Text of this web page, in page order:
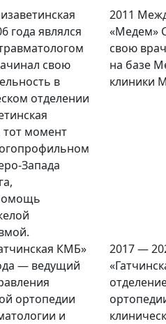
года являлся
свою
в
отделении
момент
Запада
2011
«Медем»
свою
на базе
клиники
КМБ»
— ведущий
ортопедии
и
2017 —